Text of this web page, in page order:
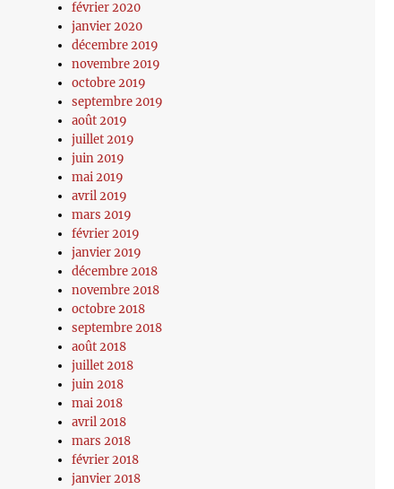
février 2020
janvier 2020
décembre 2019
novembre 2019
octobre 2019
septembre 2019
août 2019
juillet 2019
juin 2019
mai 2019
avril 2019
mars 2019
février 2019
janvier 2019
décembre 2018
novembre 2018
octobre 2018
septembre 2018
août 2018
juillet 2018
juin 2018
mai 2018
avril 2018
mars 2018
février 2018
janvier 2018